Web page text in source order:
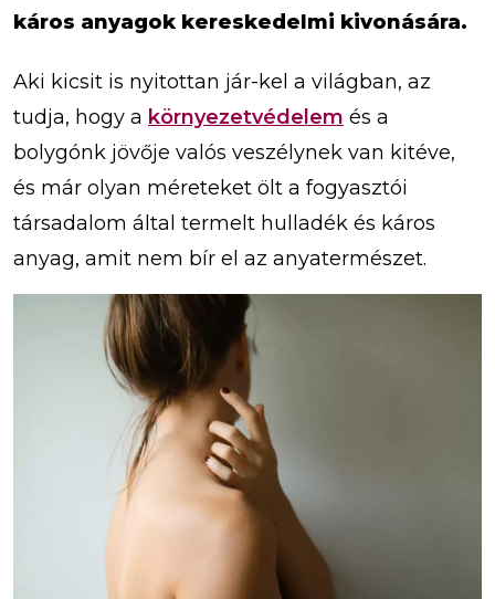
káros anyagok kereskedelmi kivonására.
Aki kicsit is nyitottan jár-kel a világban, az
tudja, hogy a környezetvédelem és a
bolygónk jövője valós veszélynek van kitéve,
és már olyan méreteket ölt a fogyasztói
társadalom által termelt hulladék és káros
anyag, amit nem bír el az anyatermészet.